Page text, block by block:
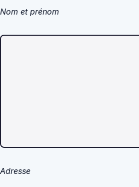
Nom et prénom
Adresse